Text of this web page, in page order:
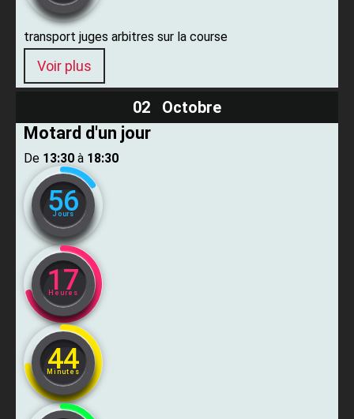
transport juges arbitres sur la course
Voir plus
02 Octobre
Motard d'un jour
De ​ 13:30 ​ à ​ 18:30
56
Jours
17
Heures
44
Minutes